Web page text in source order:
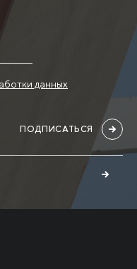
данных
ПОДПИСАТЬСЯ